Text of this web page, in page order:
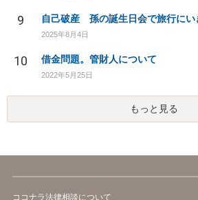
9 自己破産 孫の誕生日会で旅行にい
2025年8月4日
10 借金問題。管財人について
2022年5月25日
もっと見る
ココナラ法律相談について